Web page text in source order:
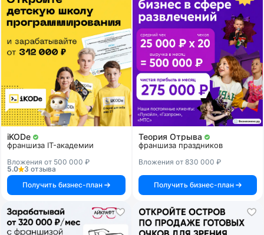
iKODe
франшиза IT-академии
Вложения от 500 000 ₽
5.0
3 отзыва
Получить бизнес-план
Теория Отрыва
франшиза праздников
Вложения от 830 000 ₽
Получить бизнес-план